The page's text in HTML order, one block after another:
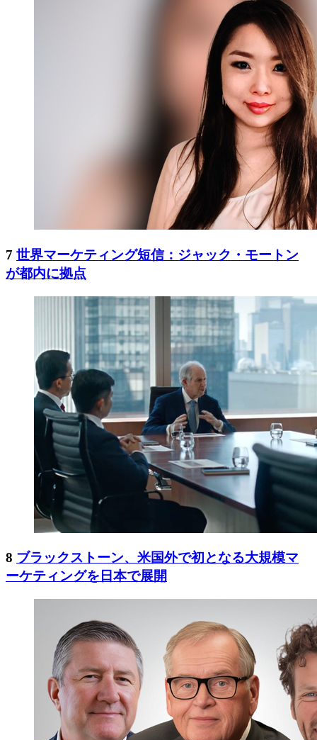
7 世界マーケティング短信：ジャック・モートン
が都内に拠点
8 ブラックストーン、米国外で初となる大規模マ
ーケティングを日本で展開